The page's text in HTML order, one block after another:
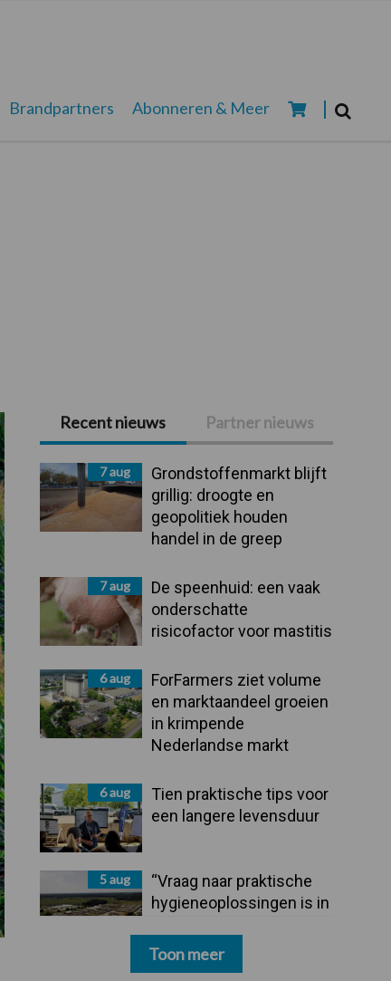
Brandpartners Abonneren & Meer
Primaire
Sidebar
Recent nieuws Partner nieuws
7 aug
Grondstoffenmarkt blijft
grillig: droogte en
geopolitiek houden
handel in de greep
7 aug
De speenhuid: een vaak
onderschatte
risicofactor voor mastitis
6 aug
ForFarmers ziet volume
en marktaandeel groeien
in krimpende
Nederlandse markt
6 aug
Tien praktische tips voor
een langere levensduur
5 aug
“Vraag naar praktische
hygieneoplossingen is in
Toon meer